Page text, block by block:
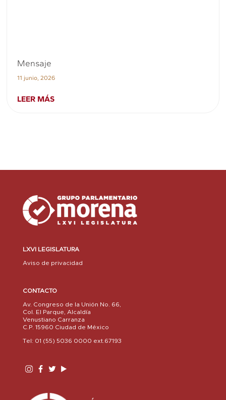
Mensaje
11 junio, 2026
LEER MÁS
LXVI LEGISLATURA
Aviso de privacidad
CONTACTO
Av. Congreso de la Unión No. 66,
Col. El Parque, Alcaldía
Venustiano Carranza
C.P. 15960 Ciudad de México
Tel: 01 (55) 5036 0000 ext.67193